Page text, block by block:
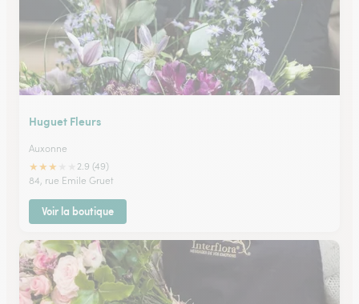
Huguet Fleurs
Auxonne
★★★
2.9 (49)
84, rue Emile Gruet
Voir la boutique